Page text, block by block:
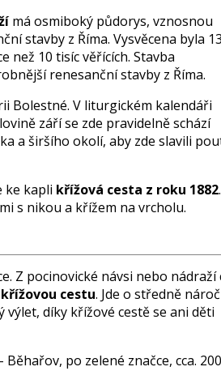
má osmiboký půdorys, vznosnou
stavby z Říma. Vysvěcena byla
než 10 tisíc věřících. Stavba
renesanční stavby z Říma.
Bolestné. V liturgickém kalendáři
září se zde pravidelně schází
a širšího okolí, aby zde slavili
ke kapli křížová cesta z roku 1882
s nikou a křížem na vrcholu.
Z pocinovické návsi nebo nádraží
křížovou cestu. Jde o středně
díky křížové cestě se ani děti
po zelené značce, cca.